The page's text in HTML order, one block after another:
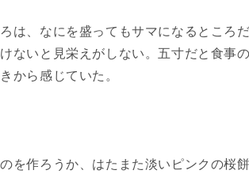
は、なにを盛ってもサマになるところ
ないと見栄えがしない。五寸だと食事
から感じていた。
を作ろうか、はたまた淡いピンクの桜